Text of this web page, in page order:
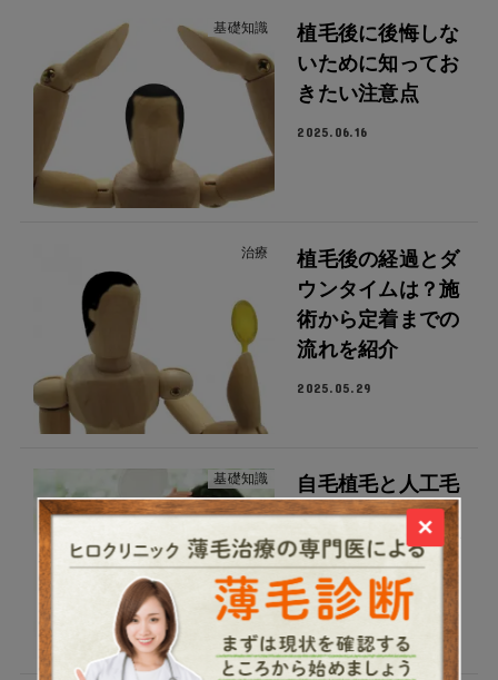
基礎知識
植毛後に後悔しな
いために知ってお
きたい注意点
2025.06.16
治療
植毛後の経過とダ
ウンタイムは？施
術から定着までの
流れを紹介
2025.05.29
基礎知識
自毛植毛と人工毛
植毛の違いを比
較！メリット・デ
メリットを解説
2025.05.29
×